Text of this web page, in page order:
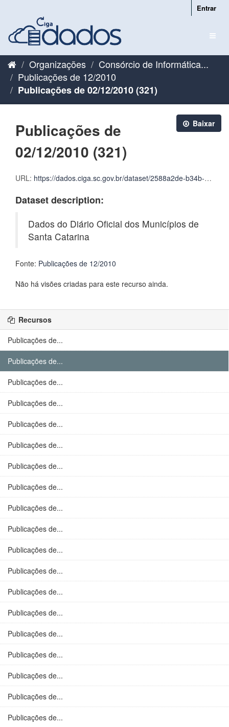
conteúdo
Entrar
Organizações
Consórcio de Informática...
Publicações de 12/2010
Publicações de 02/12/2010 (321)
Baixar
Publicações de
02/12/2010 (321)
URL: https://dados.ciga.sc.gov.br/dataset/2588a2de-b34b-4a0e-a91f-f060569d6059/resource/29291828-02c5-4cf6-a047-272bc0721edf/download/cigadados_publicacoes_2010_12_02.zip
Dataset description:
Dados do Diário Oficial dos Municípios de
Santa Catarina
Fonte: Publicações de 12/2010
Não há visões criadas para este recurso ainda.
Recursos
Publicações de...
Publicações de...
Publicações de...
Publicações de...
Publicações de...
Publicações de...
Publicações de...
Publicações de...
Publicações de...
Publicações de...
Publicações de...
Publicações de...
Publicações de...
Publicações de...
Publicações de...
Publicações de...
Publicações de...
Publicações de...
Publicações de...